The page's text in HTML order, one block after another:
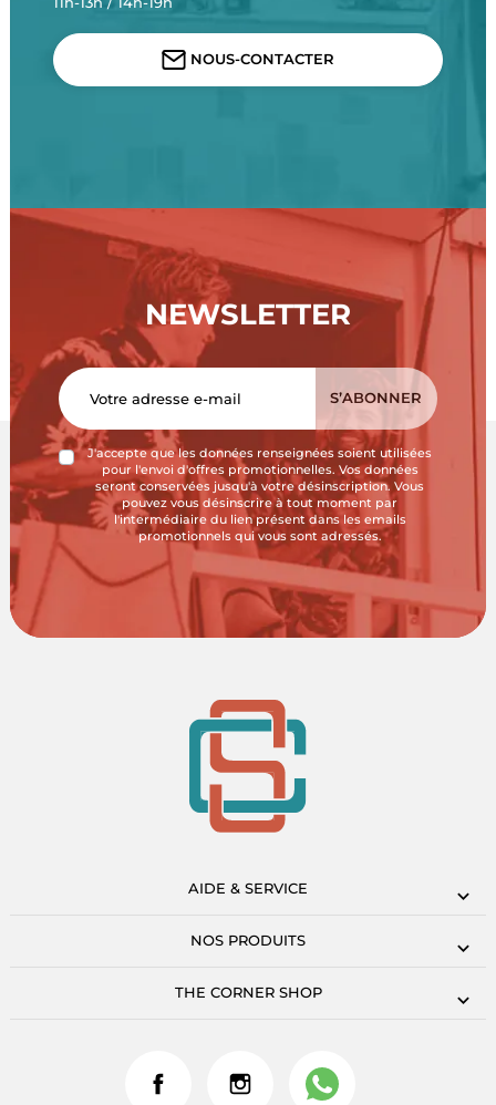
NOUS-CONTACTER
NEWSLETTER
J'accepte que les données renseignées soient utilisées
pour l'envoi d'offres promotionnelles. Vos données
seront conservées jusqu'à votre désinscription. Vous
pouvez vous désinscrire à tout moment par
l'intermédiaire du lien présent dans les emails
promotionnels qui vous sont adressés.
AIDE & SERVICE
NOS PRODUITS
THE CORNER SHOP